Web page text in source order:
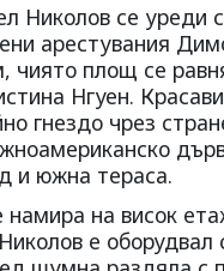
Николов се уреди
арестувания
чиято площ се
Нгуен.
гнездо чрез
и южна тераса.
на висок
е оборудвал